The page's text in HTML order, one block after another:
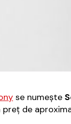
se numeşte
de